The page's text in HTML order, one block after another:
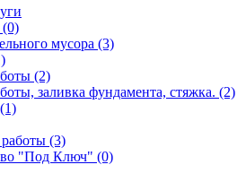
(0)
мусора (3)
(2)
заливка фундамента, стяжка. (2)
(3)
"Под Ключ" (0)